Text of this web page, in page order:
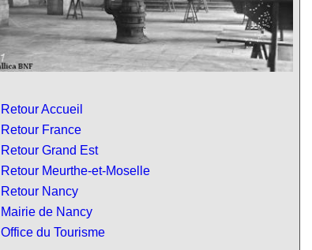
Retour Accueil
Retour France
Retour Grand Est
Retour Meurthe-et-Moselle
Retour Nancy
Mairie de Nancy
Office du Tourisme